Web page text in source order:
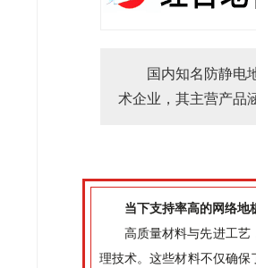
国内知名防静电
术企业，其主营产品
当下支持率高的网络地
高质量材料与先进工艺
理技术。这些材料不仅确